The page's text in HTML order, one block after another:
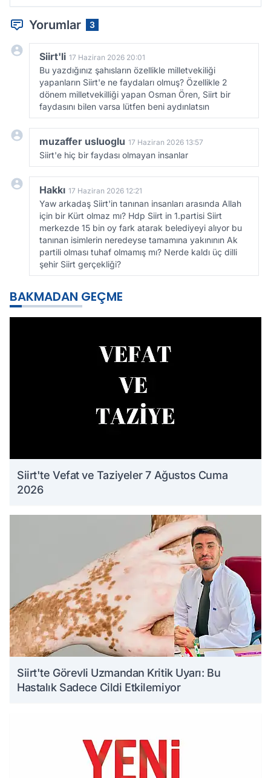
Yorumlar 3
Siirt'li 17 Haziran 2026 20:01
Bu yazdığınız şahısların özellikle milletvekiliği
yapanların Siirt'e ne faydaları olmuş? Özellikle 2
dönem milletvekilliği yapan Osman Ören, Siirt bir
faydasını bilen varsa lütfen beni aydınlatsın
muzaffer usluoglu 17 Haziran 2026 13:57
Siirt'e hiç bir faydası olmayan insanlar
Hakkı 17 Haziran 2026 12:21
Yaw arkadaş Siirt'in tanınan insanları arasında Allah
için bir Kürt olmaz mı? Hdp Siirt in 1.partisi Siirt
merkezde 15 bin oy fark atarak belediyeyi alıyor bu
tanınan isimlerin neredeyse tamamına yakınının Ak
partili olması tuhaf olmamış mı? Nerde kaldı üç dilli
şehir Siirt gerçekliği?
BAKMADAN GEÇME
Siirt'te Vefat ve Taziyeler 7 Ağustos Cuma
2026
Siirt'te Görevli Uzmandan Kritik Uyarı: Bu
Hastalık Sadece Cildi Etkilemiyor